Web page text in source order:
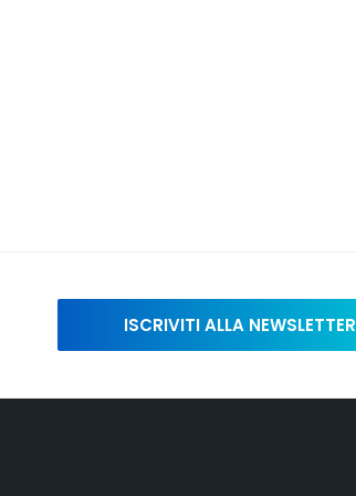
ISCRIVITI ALLA NEWSLETTER